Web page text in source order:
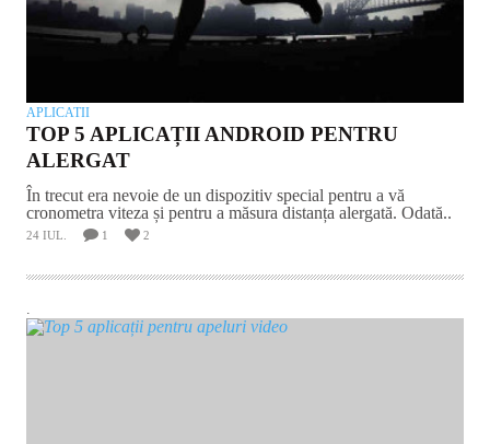
APLICATII
TOP 5 APLICAȚII ANDROID PENTRU
ALERGAT
În trecut era nevoie de un dispozitiv special pentru a vă
cronometra viteza și pentru a măsura distanța alergată. Odată..
24 IUL. 1 2
.